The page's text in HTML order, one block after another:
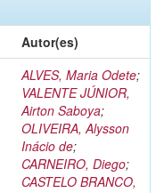
Autor(es)
ALVES, Maria Odete;
VALENTE JÚNIOR,
Airton Saboya;
OLIVEIRA, Alysson
Inácio de;
CARNEIRO, Diego;
CASTELO BRANCO,